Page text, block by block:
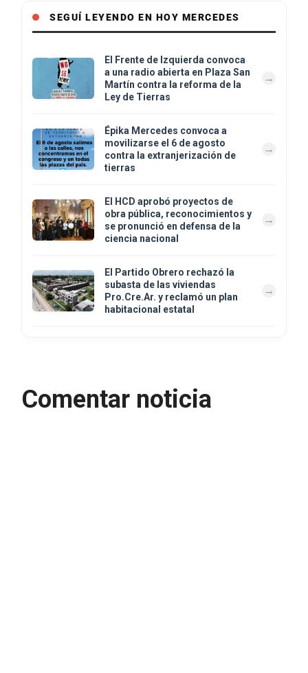
SEGUÍ LEYENDO EN HOY MERCEDES
El Frente de Izquierda convoca
a una radio abierta en Plaza San
Martín contra la reforma de la
Ley de Tierras
Épika Mercedes convoca a
movilizarse el 6 de agosto
contra la extranjerización de
tierras
El HCD aprobó proyectos de
obra pública, reconocimientos y
se pronunció en defensa de la
ciencia nacional
El Partido Obrero rechazó la
subasta de las viviendas
Pro.Cre.Ar. y reclamó un plan
habitacional estatal
Comentar noticia